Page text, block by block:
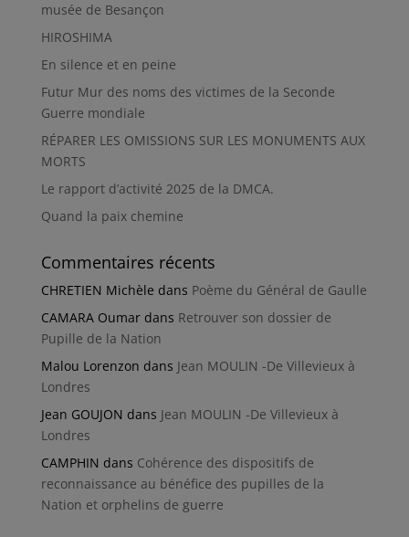
musée de Besançon
HIROSHIMA
En silence et en peine
Futur Mur des noms des victimes de la Seconde
Guerre mondiale
RÉPARER LES OMISSIONS SUR LES MONUMENTS AUX
MORTS
Le rapport d’activité 2025 de la DMCA.
Quand la paix chemine
Commentaires récents
CHRETIEN Michèle dans Poème du Général de Gaulle
CAMARA Oumardans Retrouver son dossier de
Pupille de la Nation
Malou Lorenzon dans Jean MOULIN -De Villevieux à
Londres
Jean GOUJON dans Jean MOULIN -De Villevieux à
Londres
CAMPHIN dans Cohérence des dispositifs de
reconnaissance au bénéfice des pupilles de la
Nation et orphelins de guerre